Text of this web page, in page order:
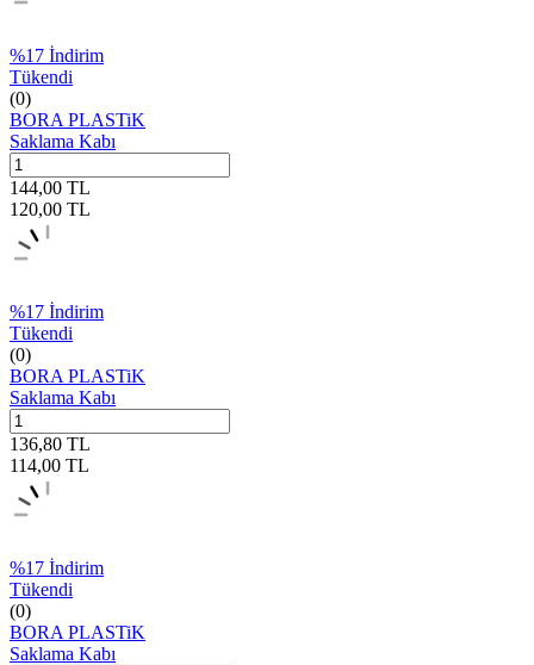
%17 İndirim
Tükendi
(0)
BORA PLASTiK
Saklama Kabı
144,00 TL
120,00 TL
%17 İndirim
Tükendi
(0)
BORA PLASTiK
Saklama Kabı
136,80 TL
114,00 TL
%17 İndirim
Tükendi
(0)
BORA PLASTiK
Saklama Kabı